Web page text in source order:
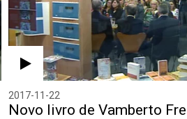
2017-11-22
Novo livro de Vamberto